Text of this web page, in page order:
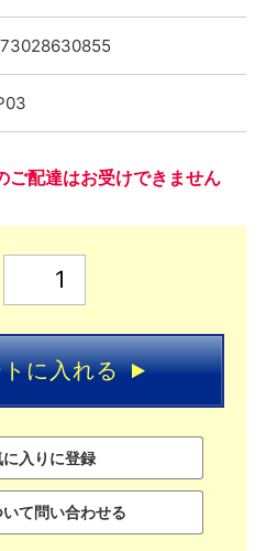
配達はお受けできません
に入れる
に入りに登録
て問い合わせる